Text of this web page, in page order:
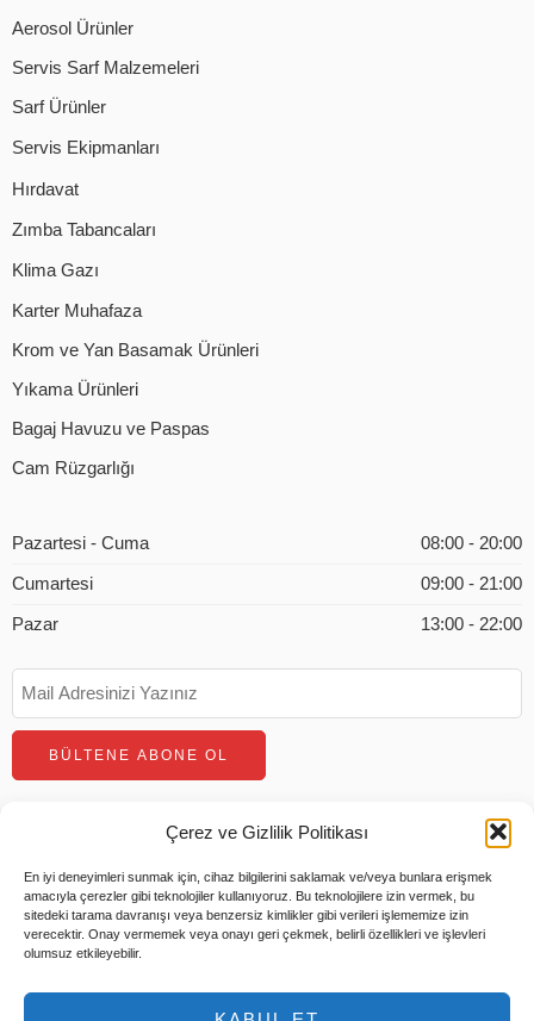
Çerez ve Gizlilik Politikası
En iyi deneyimleri sunmak için, cihaz bilgilerini saklamak ve/veya bunlara erişmek
amacıyla çerezler gibi teknolojiler kullanıyoruz. Bu teknolojilere izin vermek, bu
sitedeki tarama davranışı veya benzersiz kimlikler gibi verileri işlememize izin
verecektir. Onay vermemek veya onayı geri çekmek, belirli özellikleri ve işlevleri
olumsuz etkileyebilir.
Aerosol Ürünler
Servis Sarf Malzemeleri
Sarf Ürünler
Servis Ekipmanları
Hırdavat
Zımba Tabancaları
Klima Gazı
Karter Muhafaza
Krom ve Yan Basamak Ürünleri
Yıkama Ürünleri
Bagaj Havuzu ve Paspas
Cam Rüzgarlığı
Pazartesi - Cuma 08:00 - 20:00
Cumartesi 09:00 - 21:00
Pazar 13:00 - 22:00
© 2026 Tüm Hakları Saklıdır |